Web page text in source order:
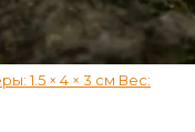
1.5 × 4 × 3 см Вес: